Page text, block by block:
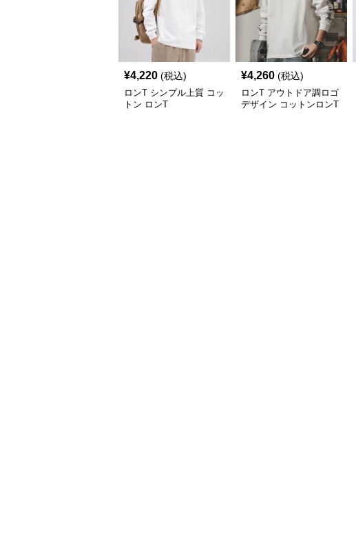
¥4,220 (税込)
ロンT シンプル上質 コッ
トン ロンT
¥4,260 (税込)
ロンT アウトドア調ロゴ
デザイン コットンロンT